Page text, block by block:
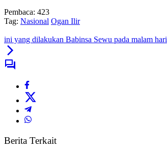
Pembaca: 423
Tag: Nasional Ogan Ilir
ini yang dilakukan Babinsa Sewu pada malam hari
Berita Terkait